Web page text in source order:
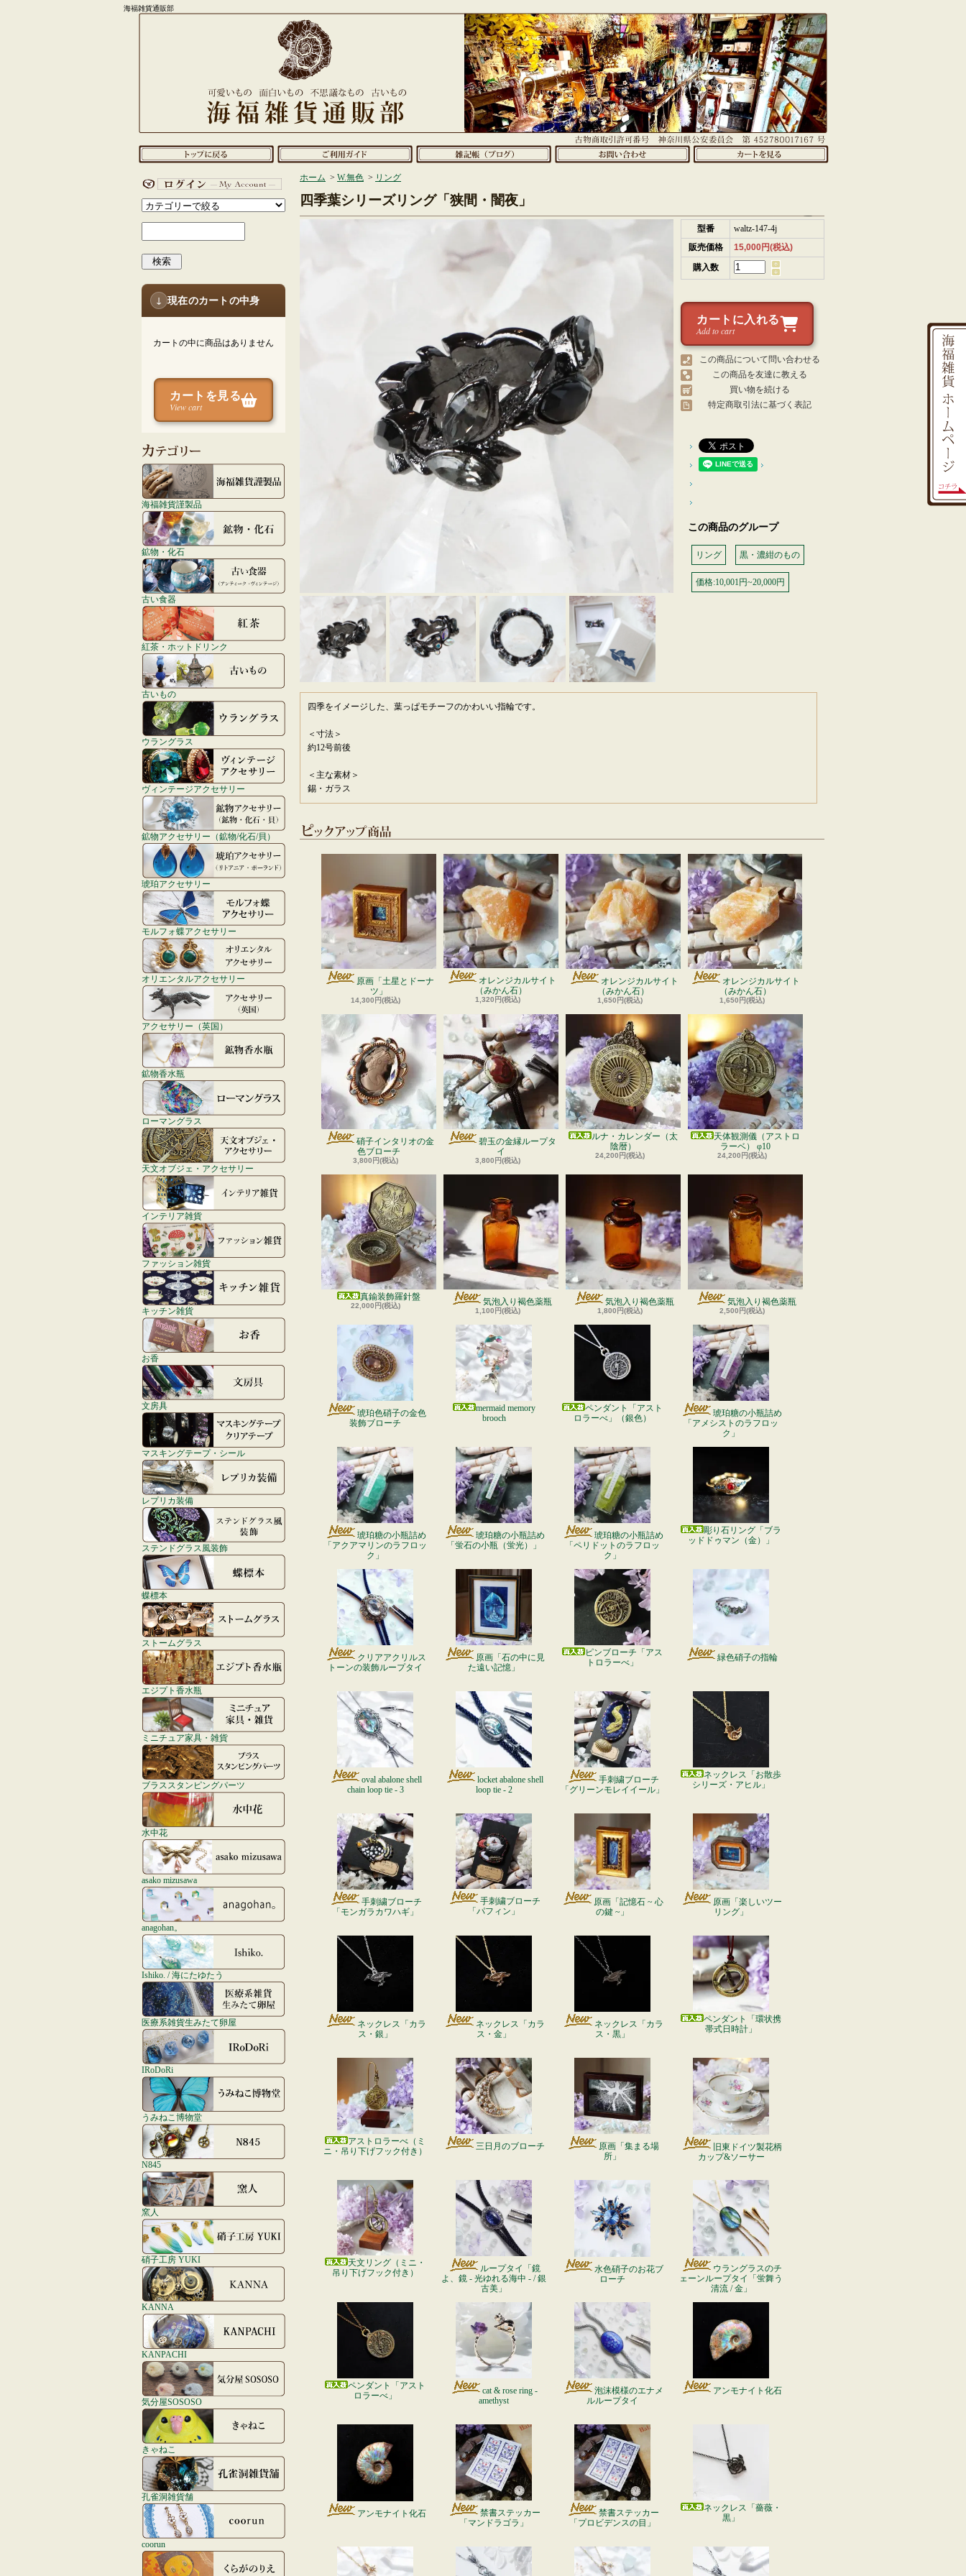
海福雑貨通販部
検索
↓ 現在のカートの中身
カートの中に商品はありません
カートを見る
View cart
海福雑貨謹製品
鉱物・化石
古い食器
紅茶・ホットドリンク
古いもの
ウラングラス
ヴィンテージアクセサリー
鉱物アクセサリー（鉱物/化石/貝）
琥珀アクセサリー
モルフォ蝶アクセサリー
オリエンタルアクセサリー
アクセサリー（英国）
鉱物香水瓶
ローマングラス
天文オブジェ・アクセサリー
インテリア雑貨
ファッション雑貨
キッチン雑貨
お香
文房具
マスキングテープ・シール
レプリカ装備
ステンドグラス風装飾
蝶標本
ストームグラス
エジプト香水瓶
ミニチュア家具・雑貨
ブラススタンピングパーツ
水中花
asako mizusawa
anagohan。
Ishiko. / 海にたゆたう
医療系雑貨生みたて卵屋
IRoDoRi
うみねこ博物堂
N845
窯人
硝子工房 YUKI
KANNA
KANPACHI
気分屋SOSOSO
きゃねこ
孔雀洞雑貨舗
coorun
ホーム > W.無色 > リング
四季葉シリーズリング「狭間・闇夜」
型番
waltz-147-4j
販売価格
15,000円(税込)
購入数
カートに入れる
Add to cart
この商品について問い合わせる
この商品を友達に教える
買い物を続ける
特定商取引法に基づく表記
この商品のグループ
リング 黒・濃紺のもの
価格:10,001円~20,000円
四季をイメージした、葉っぱモチーフのかわいい指輪です。
＜寸法＞
約12号前後
＜主な素材＞
錫・ガラス
原画「土星とドーナ
ツ」
14,300円(税込)
オレンジカルサイト
（みかん石）
1,320円(税込)
オレンジカルサイト
（みかん石）
1,650円(税込)
オレンジカルサイト
（みかん石）
1,650円(税込)
硝子インタリオの金
色ブローチ
3,800円(税込)
碧玉の金縁ループタ
イ
3,800円(税込)
ルナ・カレンダー（太
陰暦）
24,200円(税込)
天体観測儀（アストロ
ラーベ） φ10
24,200円(税込)
真鍮装飾羅針盤
22,000円(税込) 気泡入り褐色薬瓶
1,100円(税込)
気泡入り褐色薬瓶
1,800円(税込)
気泡入り褐色薬瓶
2,500円(税込)
琥珀色硝子の金色
装飾ブローチ
mermaid memory
brooch
ペンダント「アスト
ロラーべ」（銀色）
琥珀糖の小瓶詰め
「アメシストのラフロッ
ク」
琥珀糖の小瓶詰め
「アクアマリンのラフロッ
ク」
琥珀糖の小瓶詰め
「蛍石の小瓶（蛍光）」
琥珀糖の小瓶詰め
「ペリドットのラフロッ
ク」
彫り石リング「ブラ
ッドドゥマン（金）」
クリアアクリルス
トーンの装飾ループタイ
原画「石の中に見
た遠い記憶」
ピンブローチ「アス
トロラーべ」
緑色硝子の指輪
oval abalone shell
chain loop tie - 3
locket abalone shell
loop tie - 2
手刺繍ブローチ
「グリーンモレイイール」
ネックレス「お散歩
シリーズ・アヒル」
手刺繍ブローチ
「モンガラカワハギ」
手刺繍ブローチ
「パフィン」
原画「記憶石 ~ 心
の鍵 ~」
原画「楽しいツー
リング」
ネックレス「カラ
ス・銀」
ネックレス「カラ
ス・金」
ネックレス「カラ
ス・黒」
ペンダント「環状携
帯式日時計」
アストロラーべ（ミ
ニ・吊り下げフック付き）
三日月のブローチ
原画「集まる場
所」
旧東ドイツ製花柄
カップ&ソーサー
天文リング（ミニ・
吊り下げフック付き）
ループタイ「鏡
よ、鏡 - 光ゆれる海中 - / 銀
古美」
水色硝子のお花ブ
ローチ
ウラングラスのチ
ェーンループタイ「蛍舞う
清流 / 金」
ペンダント「アスト
ロラーべ」
cat & rose ring -
amethyst
泡沫模様のエナメ
ルループタイ
アンモナイト化石
アンモナイト化石
禁書ステッカー
「マンドラゴラ」
禁書ステッカー
「プロビデンスの目」
ネックレス「薔薇・
黒」